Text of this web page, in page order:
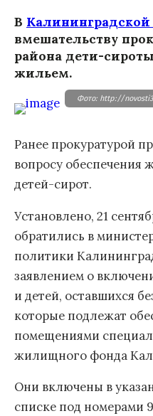
В Калининградской
вмешательству
района дети-
жильем.
Фото: http://
Ранее прокуратурой
вопросу
детей-сирот.
Установлено, 21
обратились в
политики
заявлением о
и детей, оставшихся
которые подлежат
помещениями
жилищного фонда
Они включены в
списке под номерами